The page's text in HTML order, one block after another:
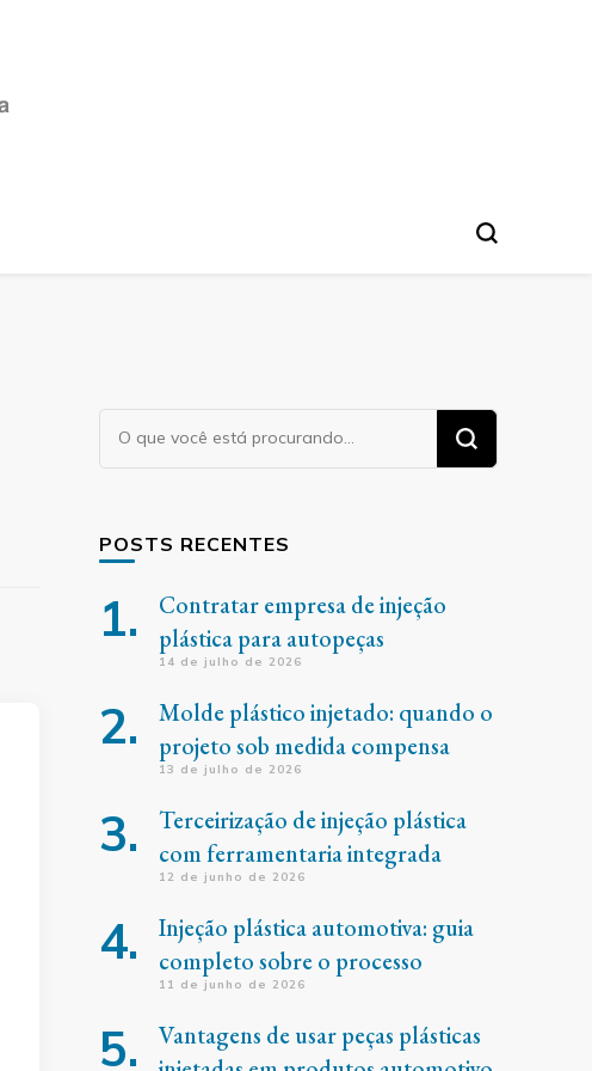
Procurando
algo?
POSTS RECENTES
Contratar empresa de injeção
plástica para autopeças
14 de julho de 2026
Molde plástico injetado: quando o
projeto sob medida compensa
13 de julho de 2026
Terceirização de injeção plástica
com ferramentaria integrada
12 de junho de 2026
Injeção plástica automotiva: guia
completo sobre o processo
11 de junho de 2026
Vantagens de usar peças plásticas